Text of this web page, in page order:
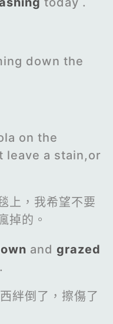
down the
on the
leave a stain,or
上，我希望不要
掉的。
and grazed
絆倒了，擦傷了